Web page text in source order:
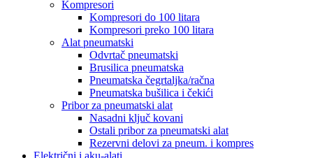
Kompresori
Kompresori do 100 litara
Kompresori preko 100 litara
Alat pneumatski
Odvrtač pneumatski
Brusilica pneumatska
Pneumatska čegrtaljka/račna
Pneumatska bušilica i čekići
Pribor za pneumatski alat
Nasadni ključ kovani
Ostali pribor za pneumatski alat
Rezervni delovi za pneum. i kompres